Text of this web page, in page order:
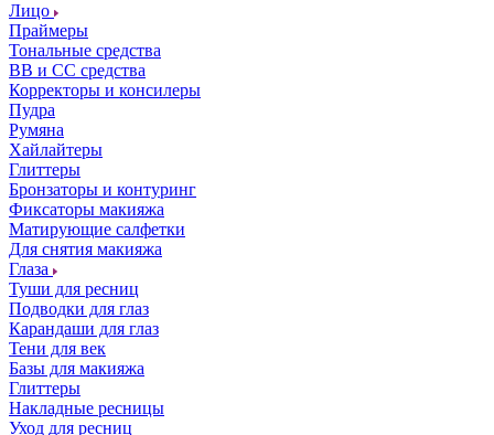
Лицо
Праймеры
Тональные средства
ВВ и СС средства
Корректоры и консилеры
Пудра
Румяна
Хайлайтеры
Глиттеры
Бронзаторы и контуринг
Фиксаторы макияжа
Матирующие салфетки
Для снятия макияжа
Глаза
Туши для ресниц
Подводки для глаз
Карандаши для глаз
Тени для век
Базы для макияжа
Глиттеры
Накладные ресницы
Уход для ресниц